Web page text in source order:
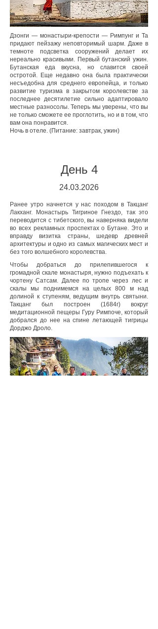
Дзонги — монастыри-крепости — Римпунг и Та
придают пейзажу неповторимый шарм. Даже в
темноте подсветка сооружений делает их
нереально красивыми. Первый бутанский ужин.
Бутанская еда вкусна, но славится своей
остротой. Еще недавно она была практически
несъедобна для среднего европейца, и только
развитие туризма в закрытом королевстве за
последнее десятилетие сильно адаптировало
местные разносолы. Теперь мы уверены, что вы
не только сможете ее проглотить, но и в том, что
вам она понравится.
Ночь в отеле. (Питание: завтрак, ужин)
День 4
24.03.2026
Ранее утро начнется у нас походом в Такцанг
Лакханг. Монастырь Тигриное Гнездо, так это
переводится с тибетского, вы наверняка видели
во всех рекламных проспектах о Бутане. Это и
вправду визитка страны, шедевр древней
архитектуры и одно из самых магических мест и
без того волшебного королевства.
Чтобы добраться до прилепившегося к
громадной скале монастыря, нужно подъехать к
чортену Сатсам. Далее по тропе через лес и
скалы мы поднимемся на целых 800 м над
долиной к ступеням, ведущим внутрь святыни.
Такцанг был построен (1684г) вокруг
медитационной пещеры Гуру Римпоче, который
добрался до нее на спине летающей тигрицы
Дорджо Дроло.